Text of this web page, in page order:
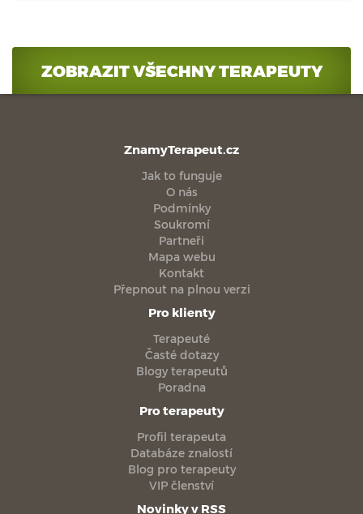
ZOBRAZIT VŠECHNY TERAPEUTY
ZnamyTerapeut.cz
Jak to funguje
O nás
Podmínky
Soukromí
Partneři
Mapa webu
Kontakt
Přepnout na plnou verzi
Pro klienty
Terapeuté
Časté dotazy
Blogy terapeutů
Poradna
Pro terapeuty
Profil terapeuta
Databáze znalostí
Blog pro terapeuty
VIP členství
Novinky v RSS